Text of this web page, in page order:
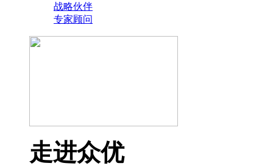
战略伙伴
专家顾问
走进众优